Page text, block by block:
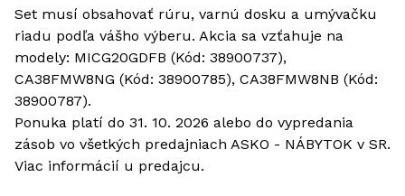
Set musí obsahovať rúru, varnú dosku a umývačku
riadu podľa vášho výberu. Akcia sa vzťahuje na
modely: MICG20GDFB (Kód: 38900737),
CA38FMW8NG (Kód: 38900785), CA38FMW8NB (Kód:
38900787).
Ponuka platí do 31. 10. 2026 alebo do vypredania
zásob vo všetkých predajniach ASKO - NÁBYTOK v SR.
Viac informácií u predajcu.